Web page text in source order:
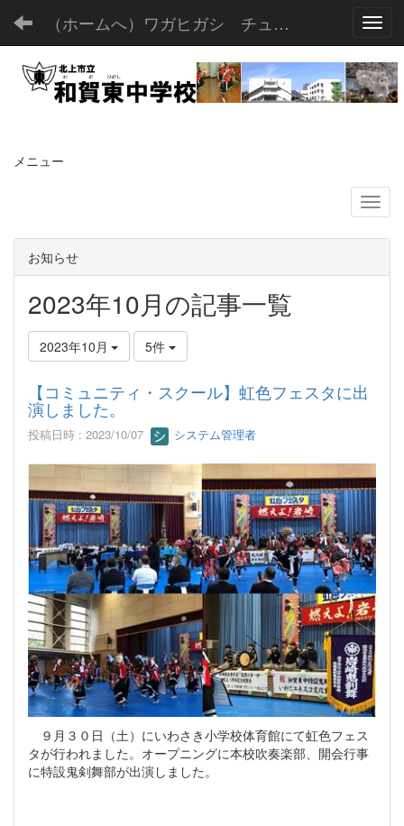
（ホームへ）ワガヒガシ チュウガッコウ
メニュー
お知らせ
2023年10月の記事一覧
2023年10月 5件
【コミュニティ・スクール】虹色フェスタに出
演しました。
投稿日時 : 2023/10/07 システム管理者
９月３０日（土）にいわさき小学校体育館にて虹色フェス
タが行われました。オープニングに本校吹奏楽部、開会行事
に特設鬼剣舞部が出演しました。